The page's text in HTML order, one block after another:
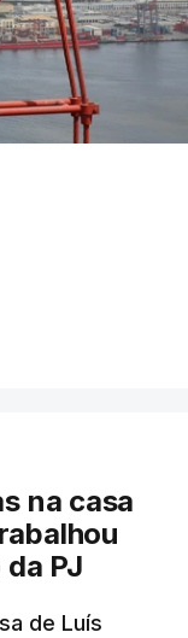
na casa
PJ
de Luís